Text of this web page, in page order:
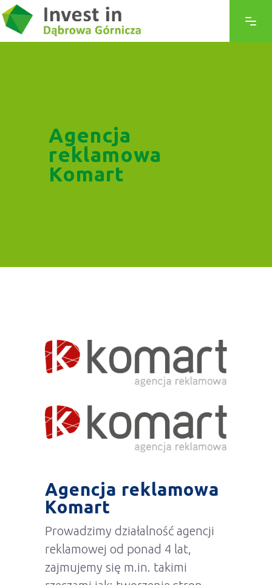
Agencja
reklamowa
Komart
Agencja reklamowa
Komart
Prowadzimy działalność agencji
reklamowej od ponad 4 lat,
zajmujemy się m.in. takimi